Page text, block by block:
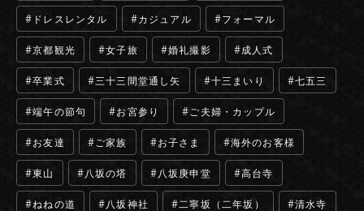
ドレスレンタル カジュアル フォーマル
京都観光 女子旅 婚礼撮影 成人式
卒業式 三十三間堂通し矢 十三まいり 七五三
端午の節句 お宮参り ご夫婦・カップル
お友達 ご家族 お子さま 海外のお客様
東山 八坂の塔 八坂庚申堂 高台寺
ねねの道 八坂神社 二寧坂（二年坂） 清水寺